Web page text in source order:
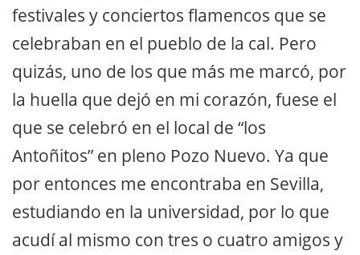
festivales y conciertos flamencos que se
celebraban en el pueblo de la cal. Pero
quizás, uno de los que más me marcó, por
la huella que dejó en mi corazón, fuese el
que se celebró en el local de “los
Antoñitos” en pleno Pozo Nuevo. Ya que
por entonces me encontraba en Sevilla,
estudiando en la universidad, por lo que
acudí al mismo con tres o cuatro amigos y